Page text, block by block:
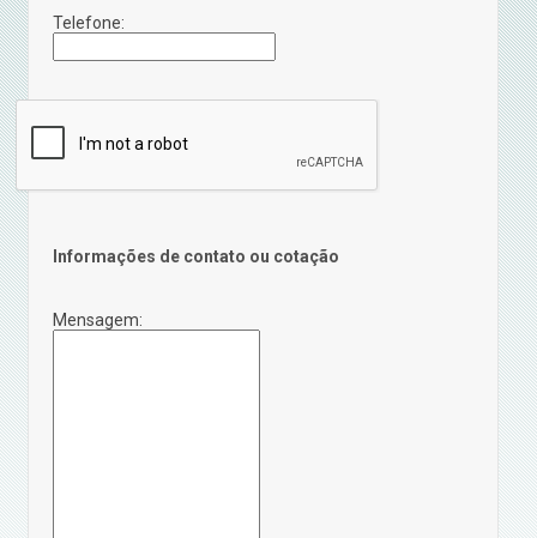
Telefone:
Informações de contato ou cotação
Mensagem: